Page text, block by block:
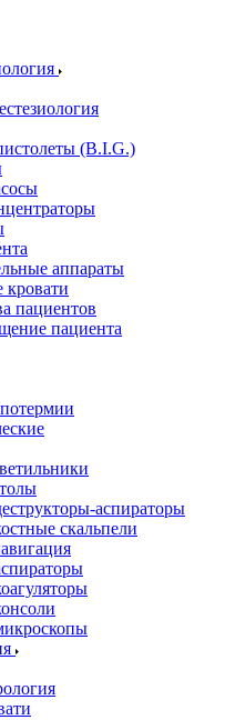
(B.I.G.)
аппараты
пациентов
пациента
аспираторы
скальпели